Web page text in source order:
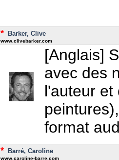
* Barker, Clive
www.clivebarker.com
[Anglais]
avec des
l'auteur et
format
* Barré, Caroline
www.caroline-barre.com